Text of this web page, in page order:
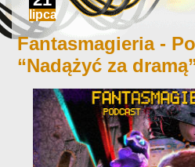
lipca
Fantasmagieria -
“Nadążyć za